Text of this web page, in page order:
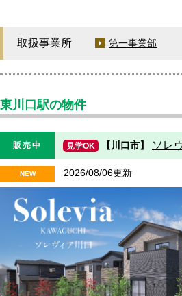
取扱事業所 第一事業部
東川口駅の物件
販売中 見学OK 【川口市】 ソレ
NEW 2026/08/06更新